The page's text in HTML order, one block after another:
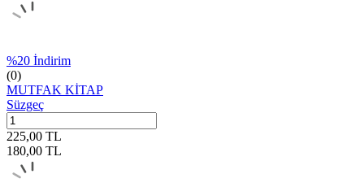
%20 İndirim
(0)
MUTFAK KİTAP
Süzgeç
225,00 TL
180,00 TL